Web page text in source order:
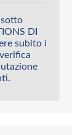
sotto
DI
subito i